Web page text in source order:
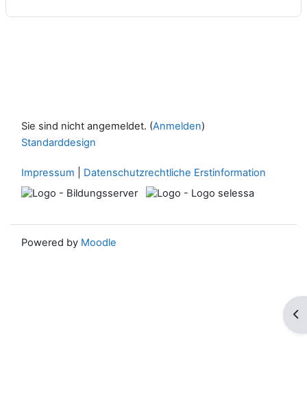
Sie sind nicht angemeldet. (Anmelden)
Standarddesign
Impressum Datenschutzrechtliche Erstinformation
Powered by Moodle